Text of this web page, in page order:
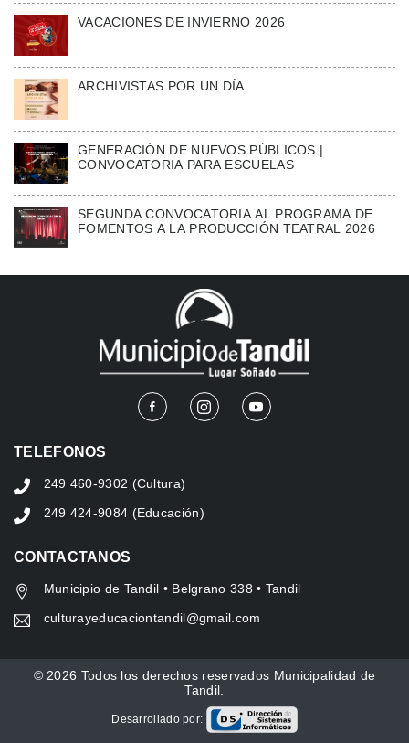
VACACIONES DE INVIERNO 2026
ARCHIVISTAS POR UN DÍA
GENERACIÓN DE NUEVOS PÚBLICOS |
CONVOCATORIA PARA ESCUELAS
SEGUNDA CONVOCATORIA AL PROGRAMA DE
FOMENTOS A LA PRODUCCIÓN TEATRAL 2026
TELEFONOS
249 460-9302 (Cultura)
249 424-9084 (Educación)
CONTACTANOS
Municipio de Tandil • Belgrano 338 • Tandil
culturayeducaciontandil@gmail.com
© 2026 Todos los derechos reservados Municipalidad de
Tandil.
Desarrollado por: